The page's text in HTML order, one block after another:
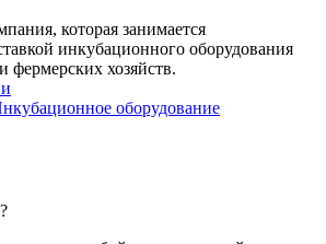
которая занимается
инкубационного оборудования
хозяйств.
оборудование